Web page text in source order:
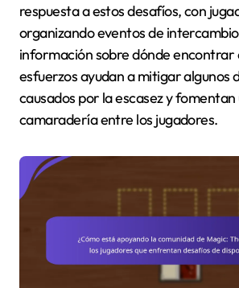
respuesta a estos desafíos, con
organizando eventos de
información sobre dónde encontrar
esfuerzos ayudan a mitigar algunos
causados por la escasez y
camaradería entre los jugadores.